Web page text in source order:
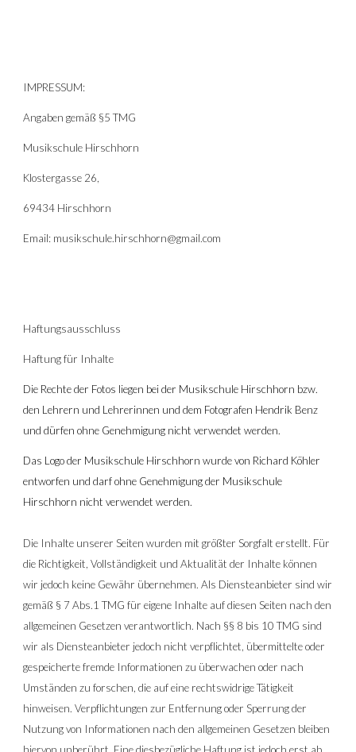
IMPRESSUM:
Angaben gemäß §5 TMG
Musikschule Hirschhorn
Klostergasse 26,
69434 Hirschhorn
Email: musikschule.hirschhorn@gmail.com
Haftungsausschluss
Haftung für Inhalte
Die Rechte der Fotos liegen bei der Musikschule Hirschhorn bzw.
den Lehrern und Lehrerinnen und dem Fotografen Hendrik Benz
und dürfen ohne Genehmigung nicht verwendet werden.
Das Logo der Musikschule Hirschhorn wurde von Richard Köhler
entworfen und darf ohne Genehmigung der Musikschule
Hirschhorn nicht verwendet werden.
Die Inhalte unserer Seiten wurden mit größter Sorgfalt erstellt. Für
die Richtigkeit, Vollständigkeit und Aktualität der Inhalte können
wir jedoch keine Gewähr übernehmen. Als Diensteanbieter sind wir
gemäß § 7 Abs.1 TMG für eigene Inhalte auf diesen Seiten nach den
allgemeinen Gesetzen verantwortlich. Nach §§ 8 bis 10 TMG sind
wir als Diensteanbieter jedoch nicht verpflichtet, übermittelte oder
gespeicherte fremde Informationen zu überwachen oder nach
Umständen zu forschen, die auf eine rechtswidrige Tätigkeit
hinweisen. Verpflichtungen zur Entfernung oder Sperrung der
Nutzung von Informationen nach den allgemeinen Gesetzen bleiben